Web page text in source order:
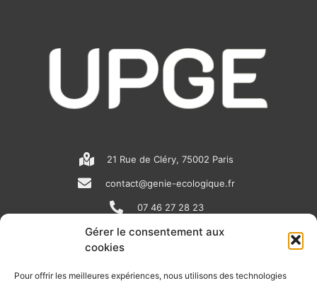
Gérer le consentement aux
cookies
Pour offrir les meilleures expériences, nous utilisons des technologies
21 Rue de Cléry, 75002 Paris
contact@genie-ecologique.fr
07 46 27 28 23
N
e
i
o